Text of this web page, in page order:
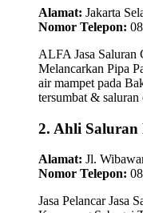
Alamat: Jakarta
Nomor Telepon:
ALFA Jasa Saluran
Melancarkan Pipa
air mampet pada
tersumbat &
2. Ahli
Alamat: Jl.
Nomor Telepon:
Jasa Pelancar Jasa